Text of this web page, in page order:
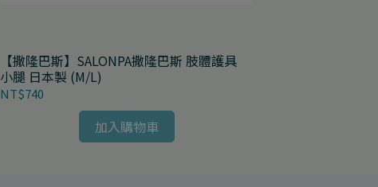
【撒隆巴斯】SALONPA撒隆巴斯 肢體護具
小腿 日本製 (M/L)
NT$740
加入購物車